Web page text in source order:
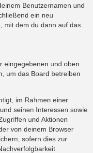
Benutzernamen und
ein neu
mit dem du dann auf das
eingegebenen und oben
um das Board betreiben
im Rahmen einer
seinen Interessen sowie
und Aktionen
von deinem Browser
sofern dies zur